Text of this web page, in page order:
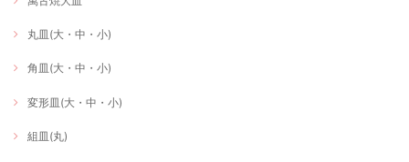
丸皿(大・中・小)
角皿(大・中・小)
変形皿(大・中・小)
組皿(丸)